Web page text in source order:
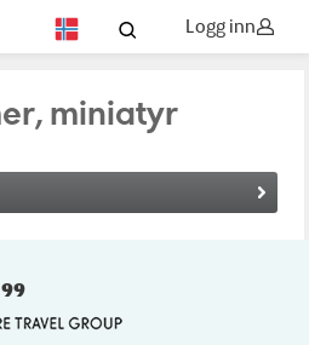
Logg inn
miniatyr